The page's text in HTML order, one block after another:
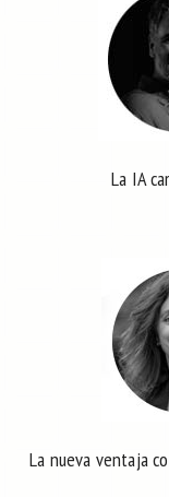
La IA
La nueva ventaja